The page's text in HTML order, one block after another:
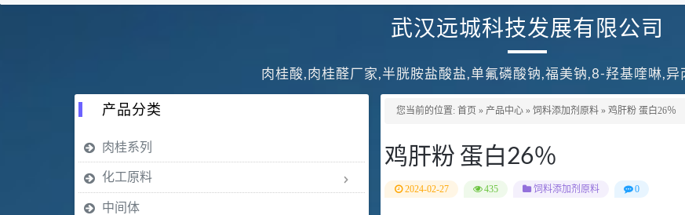
武汉远城科技发展有限公司
肉桂酸,肉桂醛厂家,半胱胺盐酸盐,单氟磷酸钠,福美钠,8-羟基喹啉,异
您当前的位置: 首页 » 产品中心 » 饲料添加剂原料 » 鸡肝粉 蛋白26％
鸡肝粉 蛋白26％
2024-02-27 435 饲料添加剂原料 0
产品分类
肉桂系列
化工原料
中间体